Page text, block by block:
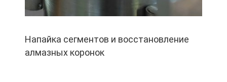
Напайка сегментов и восстановление
алмазных коронок